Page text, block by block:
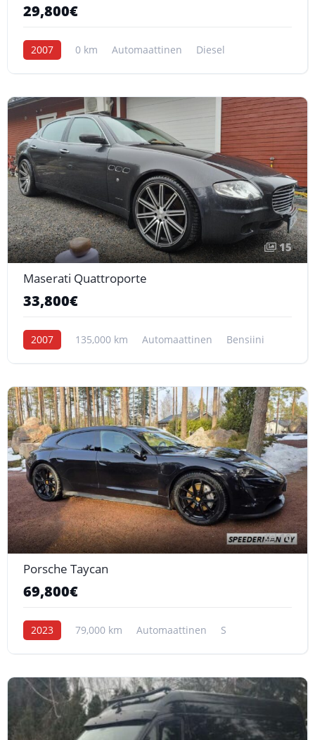
29,800€
2007 0 km Automaattinen Diesel
15
Maserati Quattroporte
33,800€
2007 135,000 km Automaattinen Bensiini
10
Porsche Taycan
69,800€
2023 79,000 km Automaattinen S